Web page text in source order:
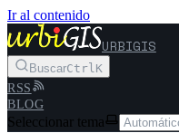
Ir al contenido
URBIGIS
BuscarCtrlK
RSS
BLOG
Seleccionar tema